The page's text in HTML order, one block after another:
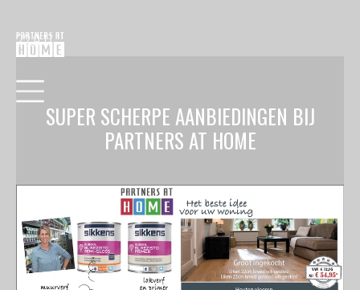
HOME
COLLECTIE
VERF
22.9.17
SUPER SCHERPE AANBIEDINGEN BIJ
PARTNERS AT HOME